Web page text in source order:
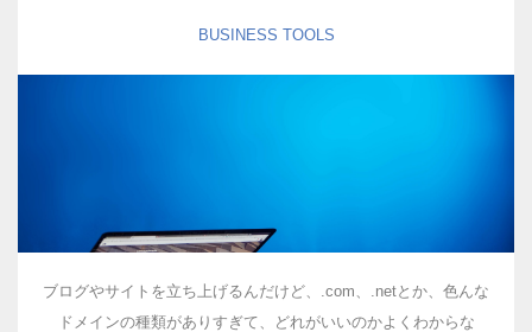
BUSINESS TOOLS
ブログやサイトを立ち上げるんだけど、.com、.netとか、色んな
ドメインの種類がありすぎて、どれがいいのかよくわからな